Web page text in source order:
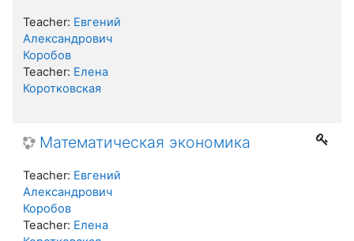
Teacher: Евгений
Александрович
Коробов
Teacher: Елена
Коротковская
Математическая экономика
Teacher: Евгений
Александрович
Коробов
Teacher: Елена